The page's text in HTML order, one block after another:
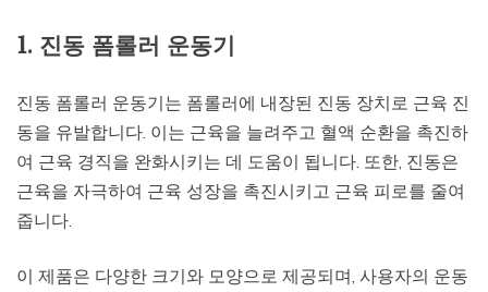
1. 진동 폼롤러 운동기
진동 폼롤러 운동기는 폼롤러에 내장된 진동 장치로 근육 진
동을 유발합니다. 이는 근육을 늘려주고 혈액 순환을 촉진하
여 근육 경직을 완화시키는 데 도움이 됩니다. 또한, 진동은
근육을 자극하여 근육 성장을 촉진시키고 근육 피로를 줄여
줍니다.
이 제품은 다양한 크기와 모양으로 제공되며, 사용자의 운동